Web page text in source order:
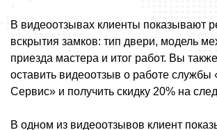
В видеоотзывах клиенты показывают
вскрытия замков: тип двери, модель
приезда мастера и итог работ. Вы
оставить видеоотзыв о работе
Сервис» и получить скидку 20% на
В одном из видеоотзывов клиент